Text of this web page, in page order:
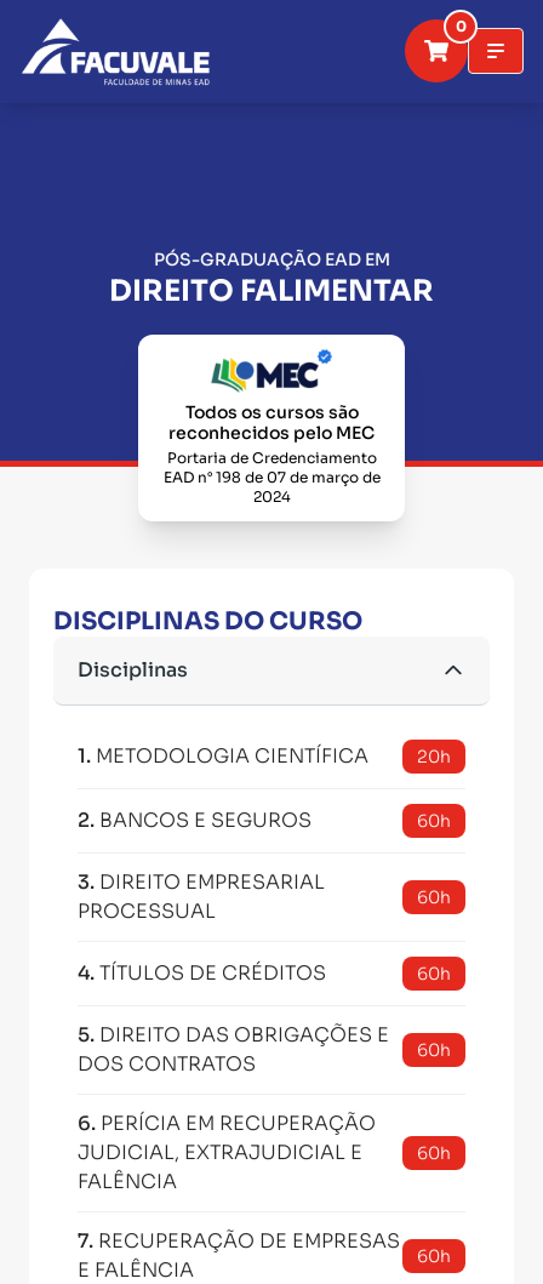
0
PÓS-GRADUAÇÃO EAD EM
DIREITO FALIMENTAR
Todos os cursos são
reconhecidos pelo MEC
Portaria de Credenciamento
EAD n° 198 de 07 de março de
2024
DISCIPLINAS DO CURSO
Disciplinas
1. METODOLOGIA CIENTÍFICA 20h
2. BANCOS E SEGUROS 60h
3. DIREITO EMPRESARIAL
PROCESSUAL
60h
4.TÍTULOS DE CRÉDITOS 60h
5. DIREITO DAS OBRIGAÇÕES E
DOS CONTRATOS
60h
6. PERÍCIA EM RECUPERAÇÃO
JUDICIAL, EXTRAJUDICIAL E
FALÊNCIA
60h
7. RECUPERAÇÃO DE EMPRESAS
E FALÊNCIA
60h